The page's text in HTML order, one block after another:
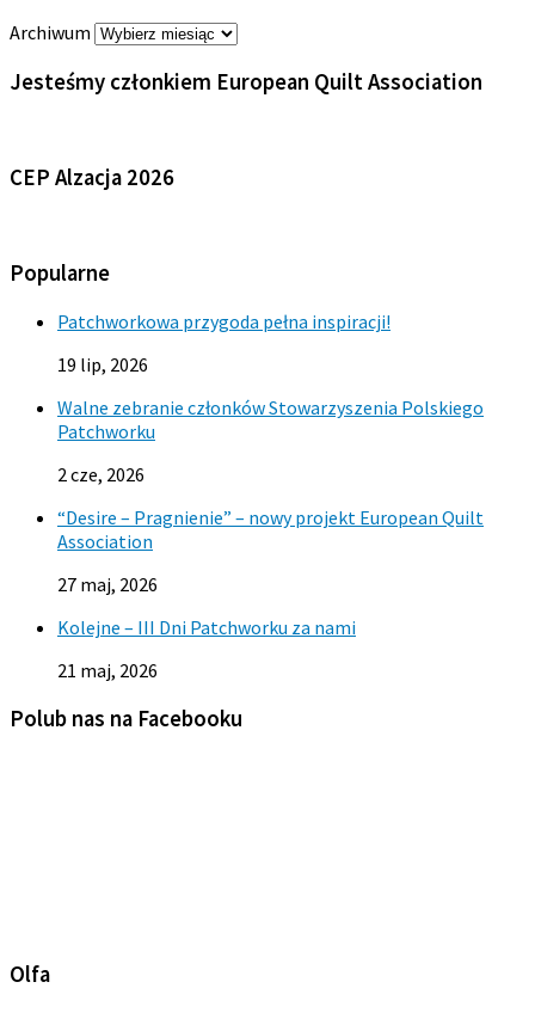
Archiwum
Jesteśmy członkiem European Quilt Association
CEP Alzacja 2026
Popularne
Patchworkowa przygoda pełna inspiracji!
19 lip, 2026
Walne zebranie członków Stowarzyszenia Polskiego
Patchworku
2 cze, 2026
“Desire – Pragnienie” – nowy projekt European Quilt
Association
27 maj, 2026
Kolejne – III Dni Patchworku za nami
21 maj, 2026
Polub nas na Facebooku
Olfa